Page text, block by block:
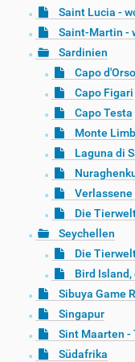
Saint Lucia -
Saint-Martin -
Sardinien
Capo d'Orso
Capo Figari
Capo Testa
Monte
Laguna di
Die
Seychellen
Die
Bird Island,
Sibuya Game
Singapur
Sint Maarten -
Südafrika